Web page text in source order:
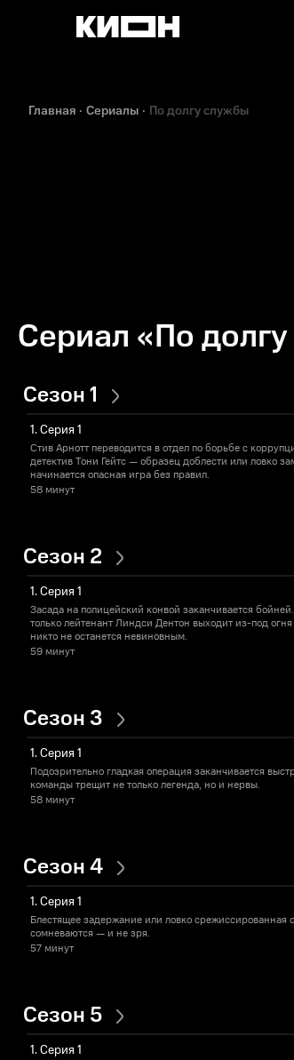
Главная Сериалы По долгу службы
Сериал «По
Сезон 1
1. Серия 1
Стив Арнотт переводится в отдел по борьбе с
детектив Тони Гейтс — образец доблести или ловко
начинается опасная игра без правил.
58 минут
Сезон 2
1. Серия 1
Засада на полицейский конвой заканчивается
только лейтенант Линдси Дентон выходит из-под
никто не останется невиновным.
59 минут
Сезон 3
1. Серия 1
Подозрительно гладкая операция заканчивается
команды трещит не только легенда, но и нервы.
58 минут
Сезон 4
1. Серия 1
Блестящее задержание или ловко
сомневаются — и не зря.
57 минут
Сезон 5
1. Серия 1